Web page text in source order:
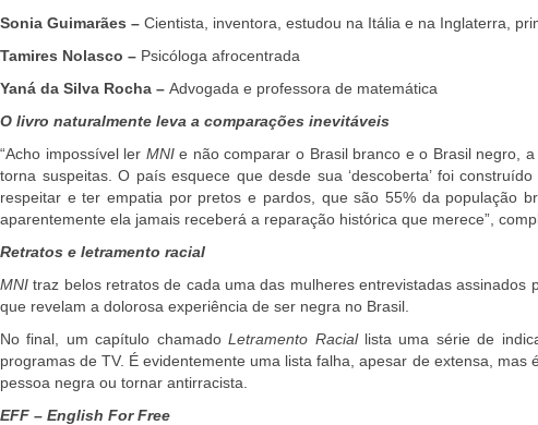
Sonia Guimarães – Cientista, inventora, estudou na Itália e na Inglaterra,
Tamires Nolasco – Psicóloga afrocentrada
Yaná da Silva Rocha – Advogada e professora de matemática
O livro naturalmente leva a comparações inevitáveis
“Acho impossível ler MNIe não comparar o Brasil branco e o Brasil negro,
torna suspeitas. O país esquece que desde sua ‘descoberta’ foi
respeitar e ter empatia por pretos e pardos, que são 55% da população
aparentemente ela jamais receberá a reparação histórica que merece”,
Retratos e letramento racial
MNI traz belos retratos de cada uma das mulheres entrevistadas
que revelam a dolorosa experiência de ser negra no Brasil.
No final, um capítulo chamadoLetramento Raciallista uma série de
programas de TV. É evidentemente uma lista falha, apesar de extensa,
pessoa negra ou tornar antirracista.
EFF – English For Free